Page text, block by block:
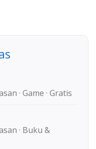
· Game · Gratis
· Buku &